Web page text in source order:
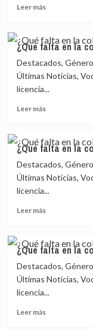
covid?
Leer másLeer
¿Qué
falta
en
la
covid?
¿Qué falta en la
Destacados,
Últimas Noticias,
licencia...
Leer másLeer
¿Qué
falta
en
la
covid?
¿Qué falta en la
Destacados,
Últimas Noticias,
licencia...
Leer másLeer
¿Qué
falta
en
la
covid?
¿Qué falta en la
Destacados,
Últimas Noticias,
licencia...
Leer másLeer